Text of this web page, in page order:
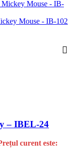
Mouse - IB-102
– IBEL-24
curent este: